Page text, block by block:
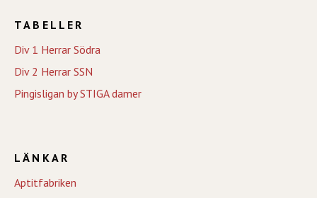
TABELLER
Div 1 Herrar Södra
Div 2 Herrar SSN
Pingisligan by STIGA damer
LÄNKAR
Aptitfabriken